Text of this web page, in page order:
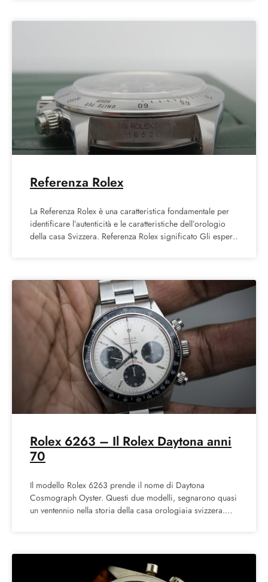
Referenza Rolex
La Referenza Rolex è una caratteristica fondamentale per
identificare l’autenticità e le caratteristiche dell’orologio
della casa Svizzera. Referenza Rolex significato Gli esperti
Rolex 6263 – Il Rolex Daytona anni
70
Il modello Rolex 6263 prende il nome di Daytona
Cosmograph Oyster. Questi due modelli, segnarono quasi
un ventennio nella storia della casa orologiaia svizzera.